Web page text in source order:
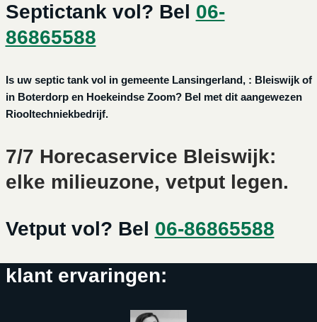
Septictank vol? Bel 06-
86865588
Is uw septic tank vol in gemeente Lansingerland, : Bleiswijk of
in Boterdorp en Hoekeindse Zoom? Bel met dit aangewezen
Riooltechniekbedrijf.
7/7 Horecaservice Bleiswijk:
elke milieuzone, vetput legen.
Vetput vol? Bel 06-86865588
klant ervaringen: